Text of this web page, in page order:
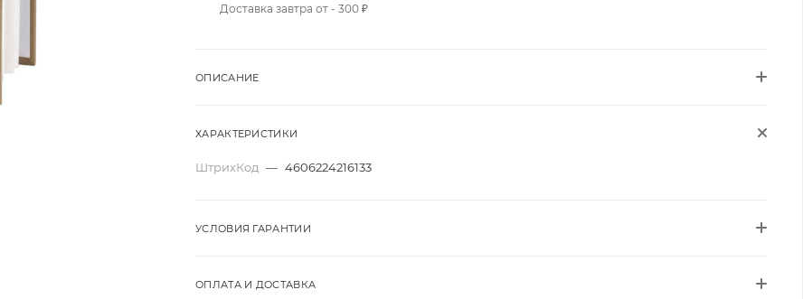
Доставка завтра от - 300 ₽
ОПИСАНИЕ
ХАРАКТЕРИСТИКИ
ШтрихКод — 4606224216133
УСЛОВИЯ ГАРАНТИИ
ОПЛАТА И ДОСТАВКА